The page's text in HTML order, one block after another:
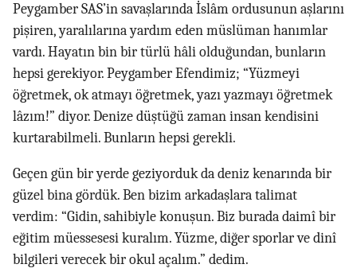
Peygamber SAS’in savaşlarında İslâm ordusunun aşlarını
pişiren, yaralılarına yardım eden müslüman hanımlar
vardı. Hayatın bin bir türlü hâli olduğundan, bunların
hepsi gerekiyor. Peygamber Efendimiz; “Yüzmeyi
öğretmek, ok atmayı öğretmek, yazı yazmayı öğretmek
lâzım!” diyor. Denize düştüğü zaman insan kendisini
kurtarabilmeli. Bunların hepsi gerekli.
Geçen gün bir yerde geziyorduk da deniz kenarında bir
güzel bina gördük. Ben bizim arkadaşlara talimat
verdim: “Gidin, sahibiyle konuşun. Biz burada daimî bir
eğitim müessesesi kuralım. Yüzme, diğer sporlar ve dinî
bilgileri verecek bir okul açalım.” dedim.